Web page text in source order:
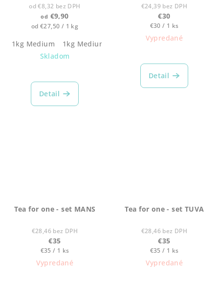
od €8,32 bez DPH
od €9,90
Jednotková
od €27,50 / 1 kg
1kg Medium 1kg Medium dark 250g Medium Dark
Skladom
hodnotenie
produktu
Detail
€24,39 bez DPH
€30
Jednotková
cena:
€30 / 1 ks
Vypredané
hodnotenie
produktu
Detail
Tea for one - set MANS
€28,46 bez DPH
€35
Jednotková
cena:
€35 / 1 ks
Vypredané
Tea for one - set TUVA
€28,46 bez DPH
€35
Jednotková
cena:
€35 / 1 ks
Vypredané